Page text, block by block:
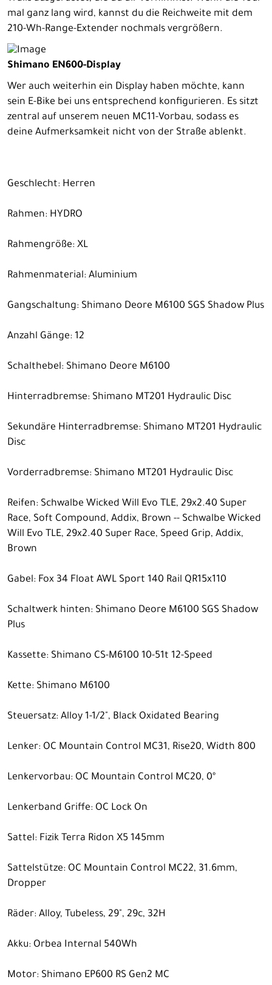
mal ganz lang wird, kannst du die Reichweite mit dem
210-Wh-Range-Extender nochmals vergrößern.
Shimano EN600-Display
Wer auch weiterhin ein Display haben möchte, kann
sein E-Bike bei uns entsprechend konfigurieren. Es sitzt
zentral auf unserem neuen MC11-Vorbau, sodass es
deine Aufmerksamkeit nicht von der Straße ablenkt.
Geschlecht: Herren
Rahmen: HYDRO
Rahmengröße: XL
Rahmenmaterial: Aluminium
Gangschaltung: Shimano Deore M6100 SGS Shadow Plus
Anzahl Gänge: 12
Schalthebel: Shimano Deore M6100
Hinterradbremse: Shimano MT201 Hydraulic Disc
Sekundäre Hinterradbremse: Shimano MT201 Hydraulic
Disc
Vorderradbremse: Shimano MT201 Hydraulic Disc
Reifen: Schwalbe Wicked Will Evo TLE, 29x2.40 Super
Race, Soft Compound, Addix, Brown -- Schwalbe Wicked
Will Evo TLE, 29x2.40 Super Race, Speed Grip, Addix,
Brown
Gabel: Fox 34 Float AWL Sport 140 Rail QR15x110
Schaltwerk hinten: Shimano Deore M6100 SGS Shadow
Plus
Kassette: Shimano CS-M6100 10-51t 12-Speed
Kette: Shimano M6100
Steuersatz: Alloy 1-1/2", Black Oxidated Bearing
Lenker: OC Mountain Control MC31, Rise20, Width 800
Lenkervorbau: OC Mountain Control MC20, 0º
Lenkerband Griffe: OC Lock On
Sattel: Fizik Terra Ridon X5 145mm
Sattelstütze: OC Mountain Control MC22, 31.6mm,
Dropper
Räder: Alloy, Tubeless, 29", 29c, 32H
Akku: Orbea Internal 540Wh
Motor: Shimano EP600 RS Gen2 MC